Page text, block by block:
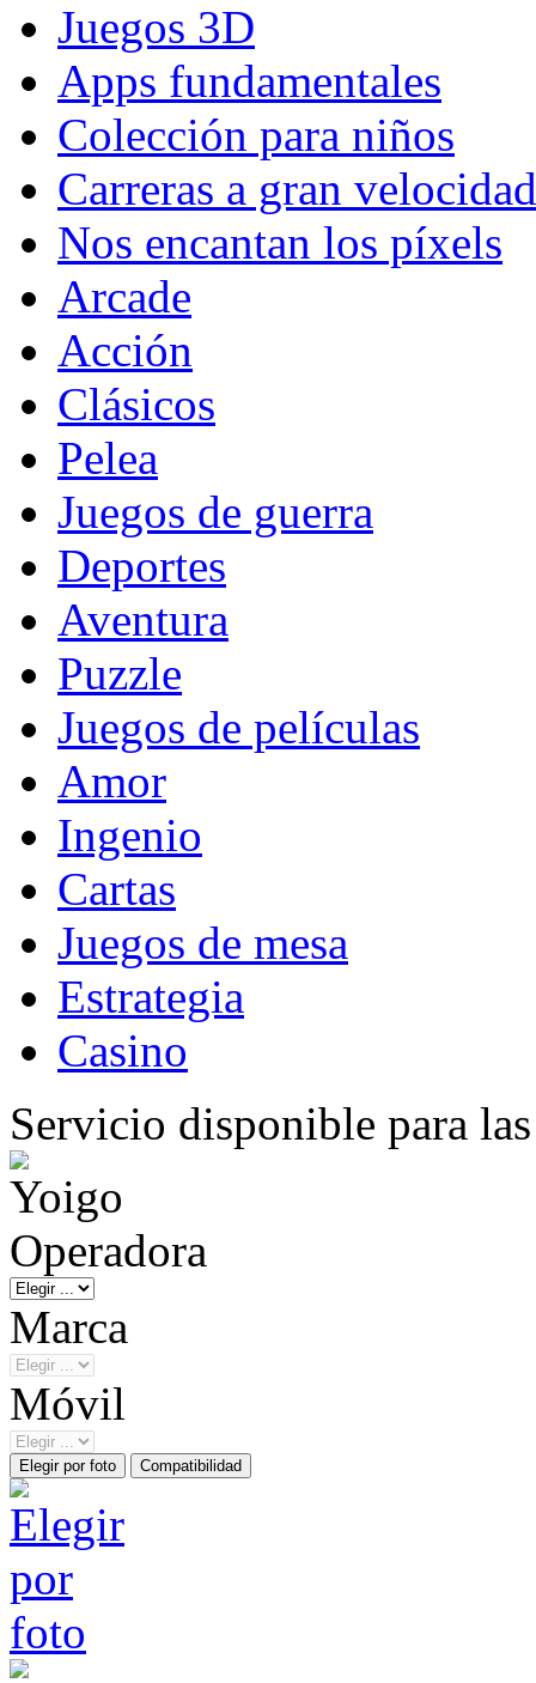
Juegos 3D
Apps fundamentales
Colección para niños
Carreras a gran velocidad
Nos encantan los píxels
Arcade
Acción
Clásicos
Pelea
Juegos de guerra
Deportes
Aventura
Puzzle
Juegos de películas
Amor
Ingenio
Cartas
Juegos de mesa
Estrategia
Casino
Servicio disponible para
Operadora
Marca
Móvil